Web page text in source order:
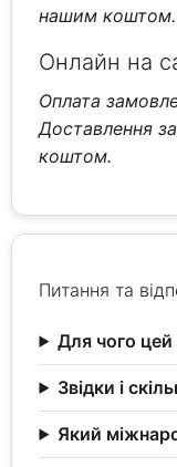
нашим коштом.
Онлайн на
Оплата
Доставлення
коштом.
Питання та
Для чого цей
Звідки і
Який